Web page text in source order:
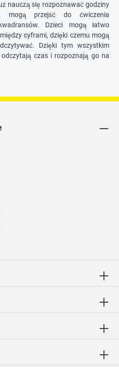
nauczą się rozpoznawać godziny
mogą przejść do ćwiczenia
Dzieci mogą łatwo
cyframi, dzięki czemu mogą
Dzięki tym wszystkim
czas i rozpoznają go na